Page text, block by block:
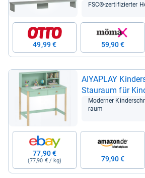
FSC®-​zer­ti­fi­zier­ter
49,99 € 59,90 €
AIYA­PLAY
Stau­raum für
cmModer­ner
raum
77,90 €
(77,90 € / kg) 79,90 €